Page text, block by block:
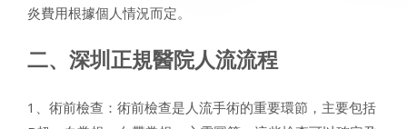
炎費用根據個人情況而定。
二、深圳正規醫院人流流程
1、術前檢查：術前檢查是人流手術的重要環節，主要包括